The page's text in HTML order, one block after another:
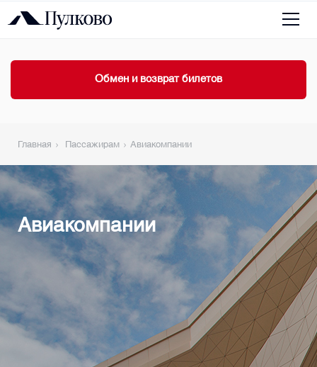
Обмен и возврат билетов
Главная Пассажирам Авиакомпании
Авиакомпании